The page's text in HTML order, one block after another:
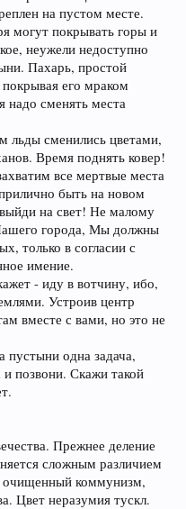
на пустом месте.
могут покрывать горы и
неужели недоступно
Пахарь, простой
его мраком
надо сменять места
льды сменились цветами,
Время поднять ковер!
все мертвые места
быть на новом
на свет! Не малому
города, Мы должны
только в согласии с
имение.
- иду в вотчину, ибо,
Устроив центр
вместе с вами, но это не
одна задача,
позвони. Скажи такой
Прежнее деление
сложным различием
очищенный коммунизм,
Цвет неразумия тускл.